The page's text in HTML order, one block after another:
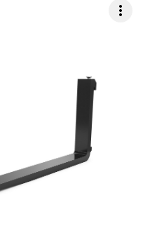
more_vert